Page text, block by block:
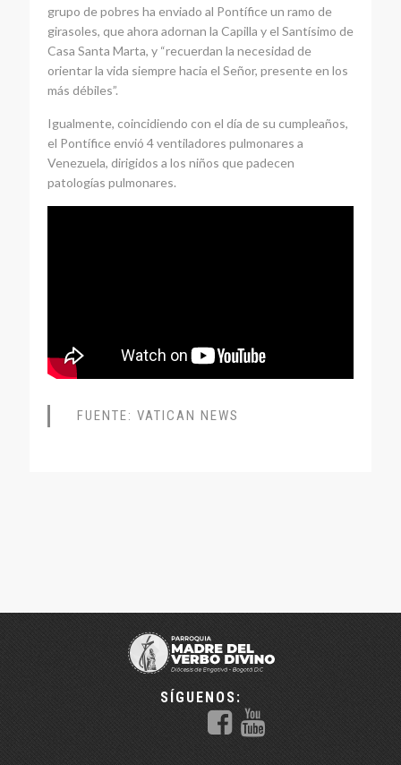
grupo de pobres ha enviado al Pontífice un ramo de
girasoles, que ahora adornan la Capilla y el Santísimo de
Casa Santa Marta, y “recuerdan la necesidad de
orientar la vida siempre hacia el Señor, presente en los
más débiles”.
Igualmente, coincidiendo con el día de su cumpleaños,
el Pontífice envió 4 ventiladores pulmonares a
Venezuela, dirigidos a los niños que padecen
patologías pulmonares.
FUENTE: VATICAN NEWS
SÍGUENOS: